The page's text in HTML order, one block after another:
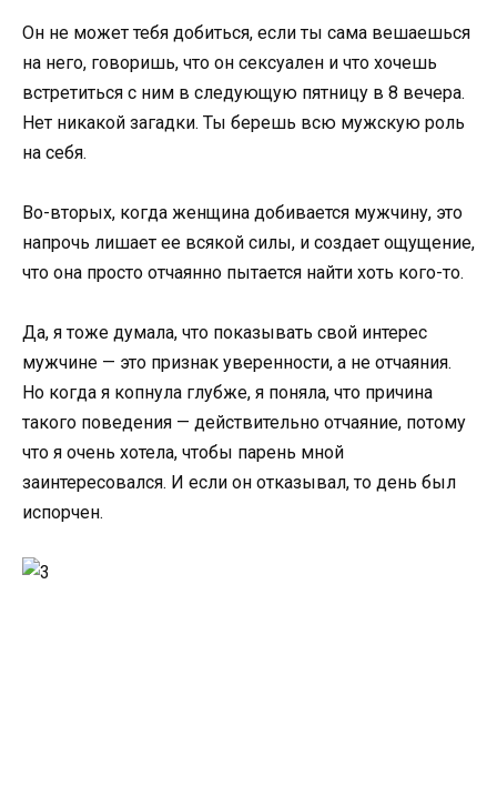
Он не может тебя добиться, если ты сама вешаешься
на него, говоришь, что он сексуален и что хочешь
встретиться с ним в следующую пятницу в 8 вечера.
Нет никакой загадки. Ты берешь всю мужскую роль
на себя.
Во-вторых, когда женщина добивается мужчину, это
напрочь лишает ее всякой силы, и создает ощущение,
что она просто отчаянно пытается найти хоть кого-то.
Да, я тоже думала, что показывать свой интерес
мужчине — это признак уверенности, а не отчаяния.
Но когда я копнула глубже, я поняла, что причина
такого поведения — действительно отчаяние, потому
что я очень хотела, чтобы парень мной
заинтересовался. И если он отказывал, то день был
испорчен.